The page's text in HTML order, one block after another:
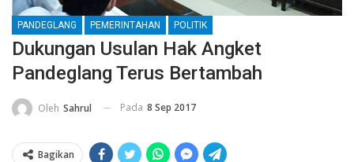
PANDEGLANG PEMERINTAHAN POLITIK
Dukungan Usulan Hak Angket
Pandeglang Terus Bertambah
Oleh Sahrul Pada 8 Sep 2017
Bagikan